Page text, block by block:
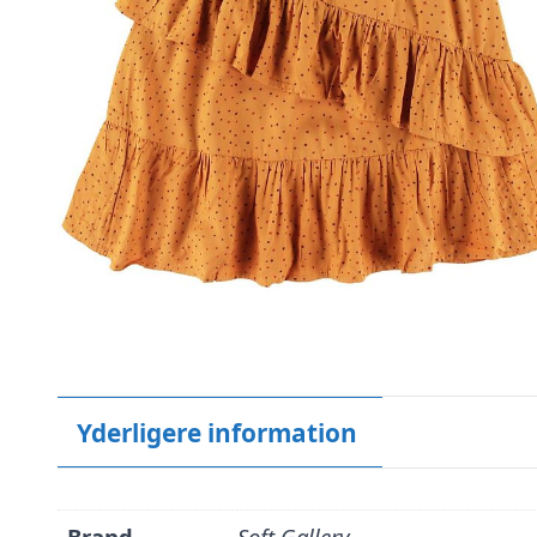
Yderligere information